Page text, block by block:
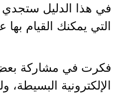
في هذا الدليل
التي يمكنك القيام
فكرت في مشاركة
الإلكترونية البسيطة،